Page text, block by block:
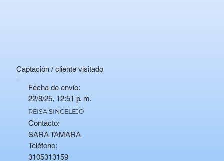
Captación / cliente visitado
Fecha de envío:
22/8/25, 12:51 p. m.
REISA SINCELEJO
Contacto:
SARA TAMARA
Teléfono:
3105313159